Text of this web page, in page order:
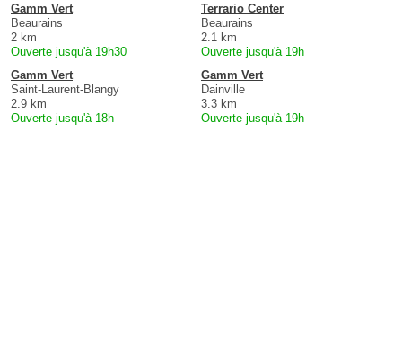
Gamm Vert
Beaurains
2 km
Ouverte jusqu'à 19h30
Terrario Center
Beaurains
2.1 km
Ouverte jusqu'à 19h
Gamm Vert
Saint-Laurent-Blangy
2.9 km
Ouverte jusqu'à 18h
Gamm Vert
Dainville
3.3 km
Ouverte jusqu'à 19h